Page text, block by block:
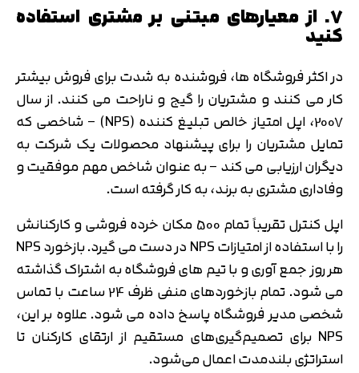
۷. از معیارهای مبتنی بر مشتری استفاده
کنید
در اکثر فروشگاه ها، فروشنده به شدت برای فروش بیشتر
کار می کنند و مشتریان را گیج و ناراحت می کنند. از سال
2007، اپل امتیاز خالص تبلیغ کننده (NPS) – شاخصی که
تمایل مشتریان را برای پیشنهاد محصولات یک شرکت به
دیگران ارزیابی می کند – به عنوان شاخص مهم موفقیت و
وفاداری مشتری به برند، به کار گرفته است.
اپل کنترل تقریباً تمام 500 مکان خرده فروشی و کارکنانش
را با استفاده از امتیازات NPS در دست می گیرد. بازخورد NPS
هر روز جمع آوری و با تیم های فروشگاه به اشتراک گذاشته
می شود. تمام بازخوردهای منفی ظرف 24 ساعت با تماس
شخصی مدیر فروشگاه پاسخ داده می شود. علاوه بر این،
NPS برای تصمیم‌گیری‌های مستقیم از ارتقای کارکنان تا
استراتژی بلندمدت اعمال می‌شود.